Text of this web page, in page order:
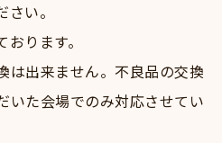
い。
ります。
は出来ません。不良品の交換
いた会場でのみ対応させてい